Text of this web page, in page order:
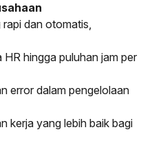
dan otomatis,
hingga puluhan jam per
error dalam pengelolaan
kerja yang lebih baik bagi